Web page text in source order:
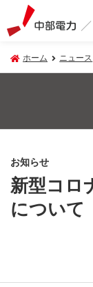
ホーム ニュース
お知らせ
新型コロ
について